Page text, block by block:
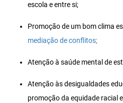
escola e entre si;
Promoção de um bom clima
mediação de conflitos;
Atenção à saúde mental de
Atenção às desigualdades
promoção da equidade racial e